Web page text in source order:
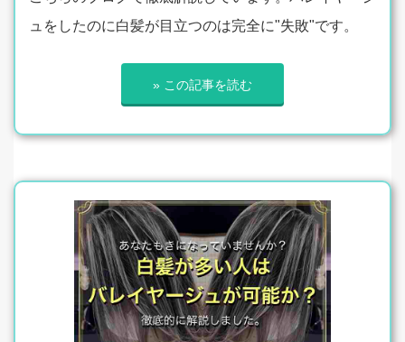
ュをしたのに白髪が目立つのは完全に"失敗"です。
» この記事を読む